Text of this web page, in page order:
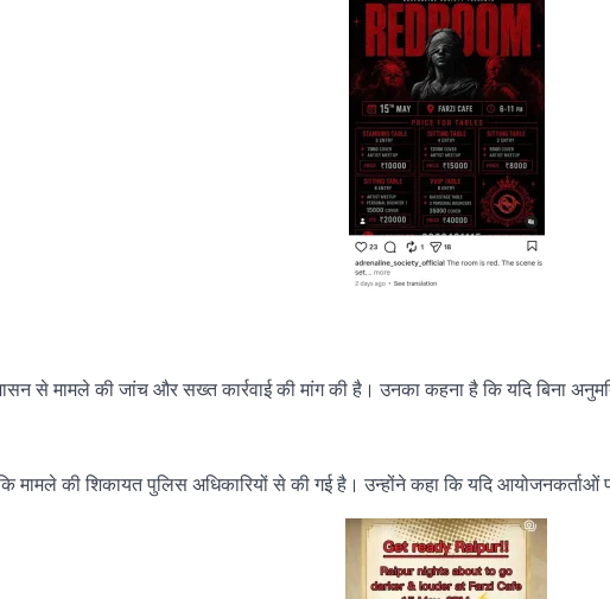
से मामले की जांच और सख्त कार्रवाई की मांग की है। उनका कहना है कि यदि बिना
मामले की शिकायत पुलिस अधिकारियों से की गई है। उन्होंने कहा कि यदि आयोजनकर्ताओं